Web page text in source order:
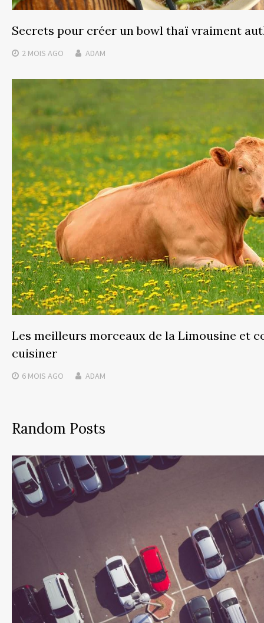
Secrets pour créer un bowl thaï vraiment
2 MOIS AGO ADAM
Les meilleurs morceaux de la Limousine et
cuisiner
6 MOIS AGO ADAM
Random Posts